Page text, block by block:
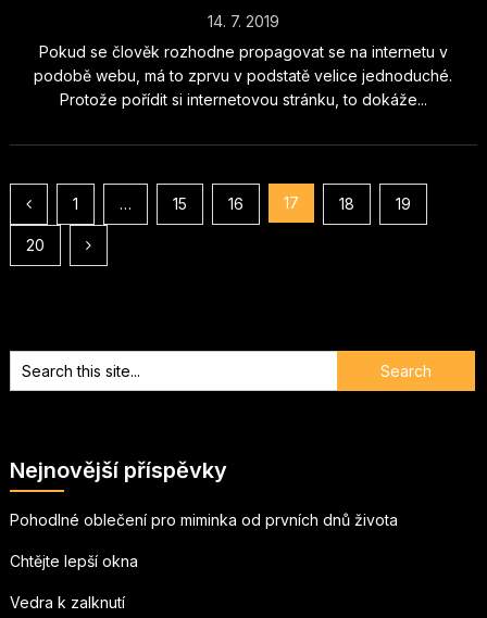
14. 7. 2019
Pokud se člověk rozhodne propagovat se na internetu v
podobě webu, má to zprvu v podstatě velice jednoduché.
Protože pořídit si internetovou stránku, to dokáže...
Stránkování
příspěvků
1 … 15 16 17 18 19
20
Nejnovější příspěvky
Pohodlné oblečení pro miminka od prvních dnů života
Chtějte lepší okna
Vedra k zalknutí